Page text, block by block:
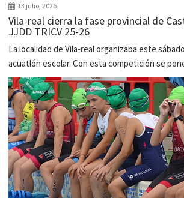
13 julio, 2026
Vila-real cierra la fase provincial de
JJDD TRICV 25-26
La localidad de Vila-real organizaba este
acuatlón escolar. Con esta competición se